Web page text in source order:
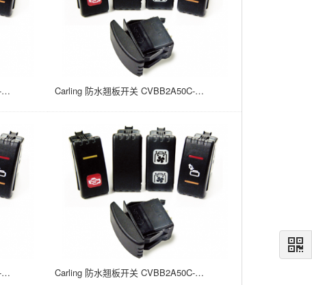
Carling 防水翘板开关 CVBB2A50C-A98MM-100 15A/24V 面板安装 (ON) NONE OFF 21*37 Carling 防水翘板开关 CVBB2A50C-A98XX-100-XBCNJ 15A/24V 面板安装 (ON) NONE OFF 21*37
Carling 防水翘板开关 CVBB2A50C-F983V-100 15A/24V 面板安装 (ON) NONE OFF 21*37 Carling 防水翘板开关 CVBB2A50C-F9870-100 15A/24V 面板安装 (ON) NONE OFF 21*37